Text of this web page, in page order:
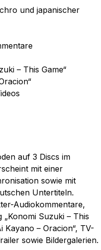
und japanischer
– This Game“
auf 3 Discs im
mit einer
sowie mit
Untertiteln.
Audiokommentare,
„Konomi Suzuki – This
Kayano – Oracion“, TV-
sowie Bildergalerien.